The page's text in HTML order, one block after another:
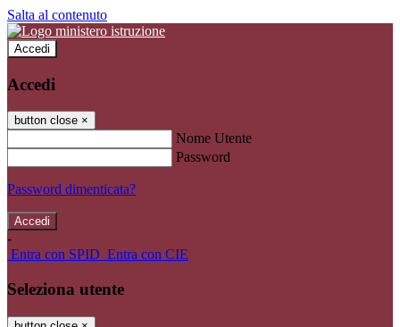
Salta al contenuto
Accedi
Accedi
button close ×
Nome Utente
Password
Password dimenticata?
-
Entra con SPID Entra con CIE
Seleziona utente